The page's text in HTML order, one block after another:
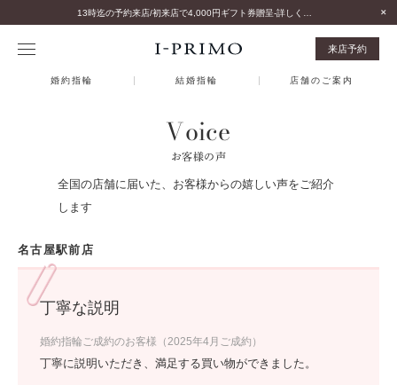
来店予約
婚約指輪 結婚指輪 店舗のご案内
Voice
お客様の声
全国の店舗に届いた、お客様からの嬉しい声をご紹介
します
名古屋駅前店
丁寧な説明
婚約指輪ご成約のお客様（2025年4月ご成約）
丁寧に説明いただき、満足する買い物ができました。